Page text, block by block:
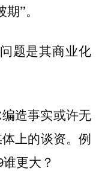
期”。
题是其商业化
造事实或许无
上的谈资。例
更大？